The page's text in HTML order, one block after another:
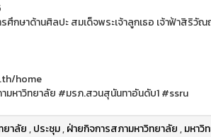
ศึกษาด้านศิลปะ สมเด็จพระเจ้าลูกเธอ เจ้าฟ้าสิริ
home
หาวิทยาลัย #มรภ.สวนสุนันทาอันดับ1 #ssru
ยาลัย,ประชุม,ฝ่ายกิจการสภามหาวิทยาลัย,มหาวิ